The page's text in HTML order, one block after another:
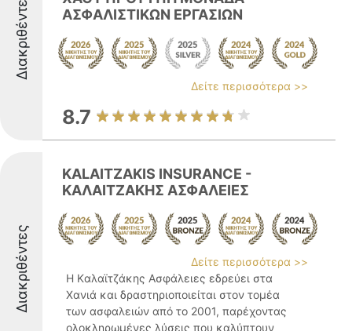
Διακριθέντες
ΑΣΦΑΛΙΣΤΙΚΩΝ ΕΡΓΑΣΙΩΝ
Δείτε περισσότερα >>
8.7
Διακριθέντες
KALAITZAKIS INSURANCE -
ΚΑΛΑΙΤΖΑΚΗΣ ΑΣΦΑΛΕΙΕΣ
Δείτε περισσότερα >>
Η Kαλαϊτζάκης Ασφάλειες εδρεύει στα
Χανιά και δραστηριοποιείται στον τομέα
των ασφαλειών από το 2001, παρέχοντας
ολοκληρωμένες λύσεις που καλύπτουν